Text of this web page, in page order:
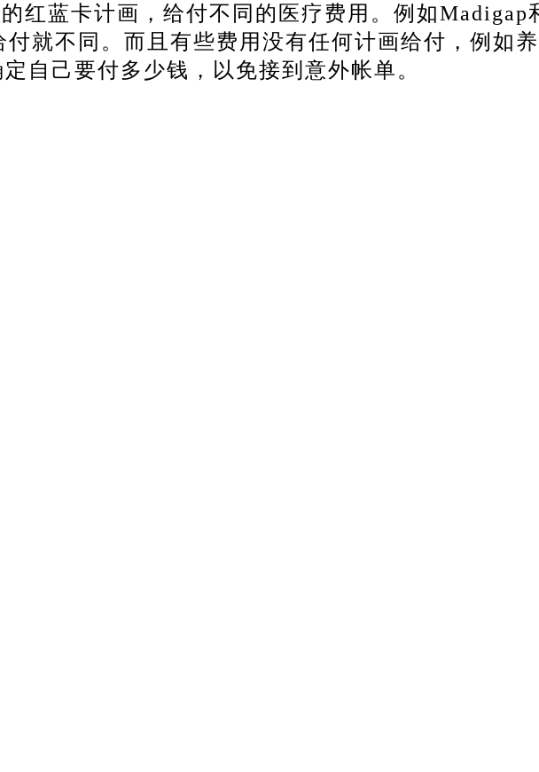
红蓝卡计画，给付不同的医疗费用。 例如Madigap
就不同。 而且有些费用没有任何计画给付，例如
自己要付多少钱，以免接到意外帐单。